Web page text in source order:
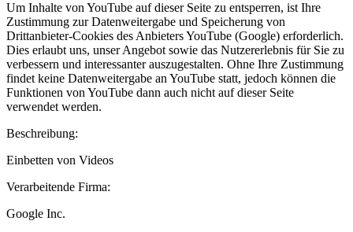
Um Inhalte von YouTube auf dieser Seite zu entsperren, ist Ihre
Zustimmung zur Datenweitergabe und Speicherung von
Drittanbieter-Cookies des Anbieters YouTube (Google) erforderlich.
Dies erlaubt uns, unser Angebot sowie das Nutzererlebnis für Sie zu
verbessern und interessanter auszugestalten. Ohne Ihre Zustimmung
findet keine Datenweitergabe an YouTube statt, jedoch können die
Funktionen von YouTube dann auch nicht auf dieser Seite
verwendet werden.
Beschreibung:
Einbetten von Videos
Verarbeitende Firma:
Google Inc.